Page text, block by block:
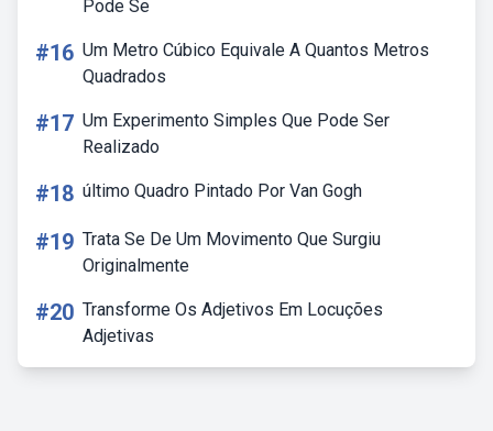
Pode Se
#16 Um Metro Cúbico Equivale A Quantos Metros
Quadrados
#17 Um Experimento Simples Que Pode Ser
Realizado
#18 último Quadro Pintado Por Van Gogh
#19 Trata Se De Um Movimento Que Surgiu
Originalmente
#20 Transforme Os Adjetivos Em Locuções
Adjetivas